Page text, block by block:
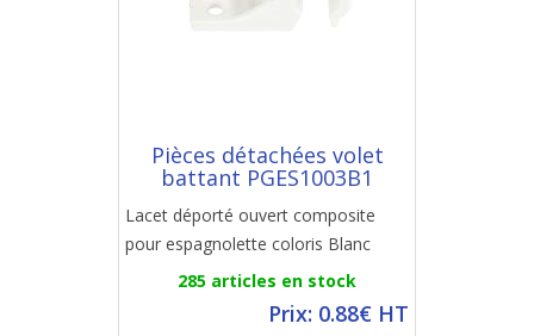
Pièces détachées volet
battant PGES1003B1
Lacet déporté ouvert composite
pour espagnolette coloris Blanc
285 articles en stock
Prix: 0.88€ HT